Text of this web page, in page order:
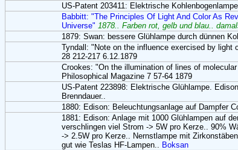
US-Patent 203411: Elektrische
Babbitt: "The Principles Of Light And Color As
Universe" 1878.. Farben rot, gelb und blau..
1879: Swan: bessere Glühlampe durch dünnen
Tyndall: "Note on the influence exercised by light
28 212-217 6.12.1879
Crookes: "On the illumination of lines of
Philosophical Magazine 7 57-64 1879
US-Patent 223898: Elektrische Glühlampe.
Brenndauer..
1880: Edison: Beleuchtungsanlage auf Dampfer
1881: Edison: Anlage mit 1000 Glühlampen auf
verschlingen viel Strom -> 5W pro Kerze.. 90%
-> 2.5W pro Kerze.. Nernstlampe mit
gut wie Teslas HF-Lampen.. Boksan